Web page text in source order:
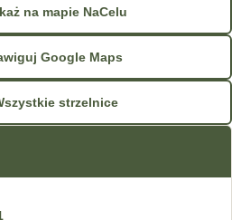
na mapie NaCelu
Google Maps
strzelnice